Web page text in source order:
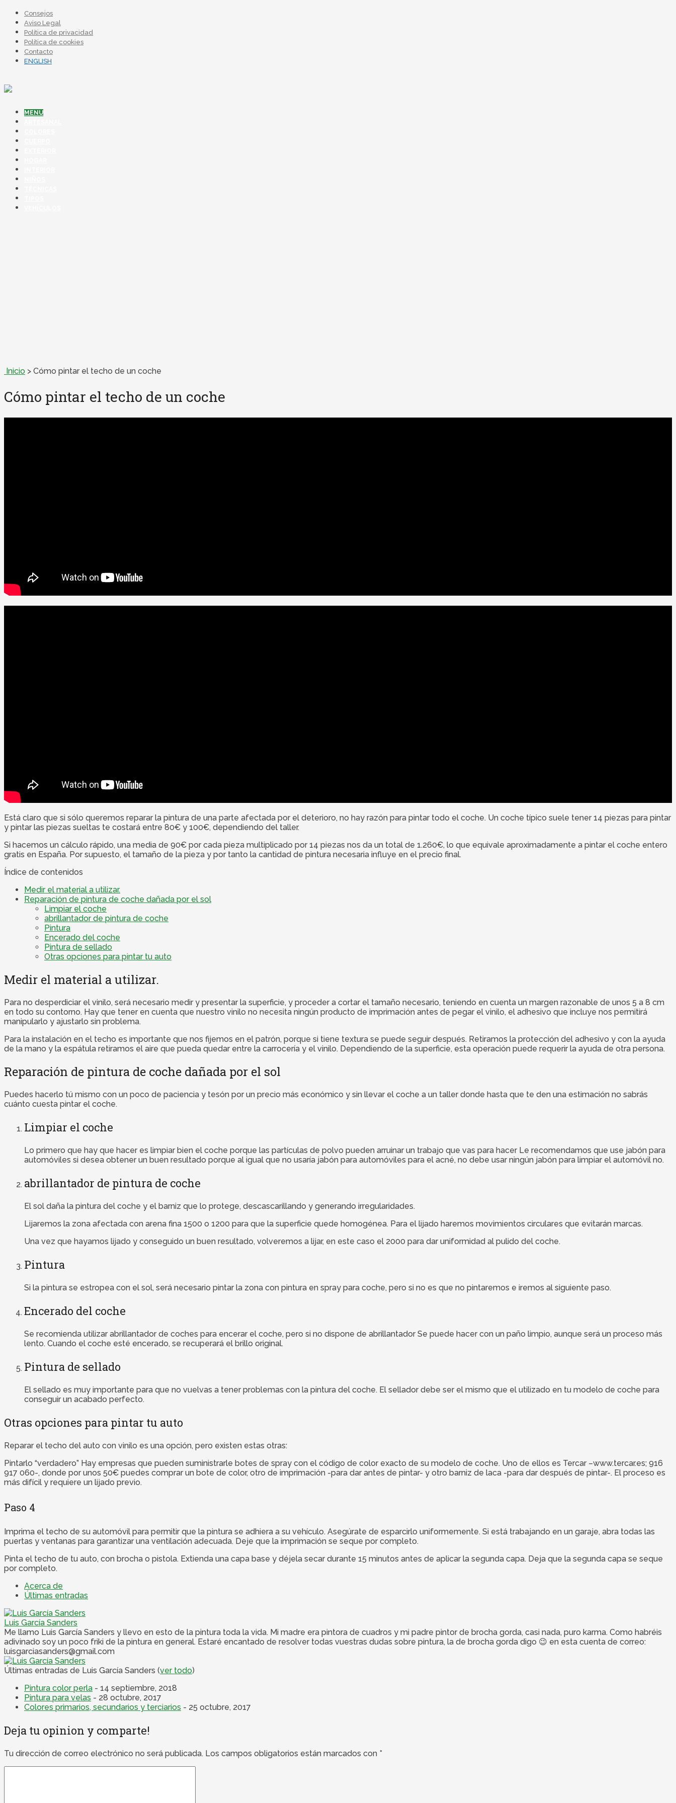
Consejos
Aviso Legal
Política de privacidad
Política de cookies
Contacto
ENGLISH
MENU
Inicio > Cómo pintar el techo de un coche
Cómo pintar el techo de un coche
Está claro que si sólo queremos reparar la pintura de una parte afectada por el deterioro, no hay razón para pintar todo el coche. Un coche típico suele tener 14 piezas para pintar
y pintar las piezas sueltas te costará entre 80€ y 100€, dependiendo del taller.
Si hacemos un cálculo rápido, una media de 90€ por cada pieza multiplicado por 14 piezas nos da un total de 1.260€, lo que equivale aproximadamente a pintar el coche entero
gratis en España. Por supuesto, el tamaño de la pieza y por tanto la cantidad de pintura necesaria influye en el precio final.
Índice de contenidos
Medir el material a utilizar.
Reparación de pintura de coche dañada por el sol
Limpiar el coche
abrillantador de pintura de coche
Pintura
Encerado del coche
Pintura de sellado
Otras opciones para pintar tu auto
Medir el material a utilizar.
Para no desperdiciar el vinilo, será necesario medir y presentar la superficie, y proceder a cortar el tamaño necesario, teniendo en cuenta un margen razonable de unos 5 a 8 cm
en todo su contorno. Hay que tener en cuenta que nuestro vinilo no necesita ningún producto de imprimación antes de pegar el vinilo, el adhesivo que incluye nos permitirá
manipularlo y ajustarlo sin problema.
Para la instalación en el techo es importante que nos fijemos en el patrón, porque si tiene textura se puede seguir después. Retiramos la protección del adhesivo y con la ayuda
de la mano y la espátula retiramos el aire que pueda quedar entre la carrocería y el vinilo. Dependiendo de la superficie, esta operación puede requerir la ayuda de otra persona.
Reparación de pintura de coche dañada por el sol
Puedes hacerlo tú mismo con un poco de paciencia y tesón por un precio más económico y sin llevar el coche a un taller donde hasta que te den una estimación no sabrás
cuánto cuesta pintar el coche.
Limpiar el coche
Lo primero que hay que hacer es limpiar bien el coche porque las partículas de polvo pueden arruinar un trabajo que vas para hacer Le recomendamos que use jabón para
automóviles si desea obtener un buen resultado porque al igual que no usaría jabón para automóviles para el acné, no debe usar ningún jabón para limpiar el automóvil no.
abrillantador de pintura de coche
El sol daña la pintura del coche y el barniz que lo protege, descascarillando y generando irregularidades.
Lijaremos la zona afectada con arena fina 1500 o 1200 para que la superficie quede homogénea. Para el lijado haremos movimientos circulares que evitarán marcas.
Una vez que hayamos lijado y conseguido un buen resultado, volveremos a lijar, en este caso el 2000 para dar uniformidad al pulido del coche.
Pintura
Si la pintura se estropea con el sol, será necesario pintar la zona con pintura en spray para coche, pero si no es que no pintaremos e iremos al siguiente paso.
Encerado del coche
Se recomienda utilizar abrillantador de coches para encerar el coche, pero si no dispone de abrillantador Se puede hacer con un paño limpio, aunque será un proceso más
lento. Cuando el coche esté encerado, se recuperará el brillo original.
Pintura de sellado
El sellado es muy importante para que no vuelvas a tener problemas con la pintura del coche. El sellador debe ser el mismo que el utilizado en tu modelo de coche para
conseguir un acabado perfecto.
Otras opciones para pintar tu auto
Reparar el techo del auto con vinilo es una opción, pero existen estas otras:
Pintarlo “verdadero” Hay empresas que pueden suministrarle botes de spray con el código de color exacto de su modelo de coche. Uno de ellos es Tercar –www.tercar.es; 916
917 060-, donde por unos 50€ puedes comprar un bote de color, otro de imprimación -para dar antes de pintar- y otro barniz de laca -para dar después de pintar-. El proceso es
más difícil y requiere un lijado previo.
Paso 4
Imprima el techo de su automóvil para permitir que la pintura se adhiera a su vehículo. Asegúrate de esparcirlo uniformemente. Si está trabajando en un garaje, abra todas las
puertas y ventanas para garantizar una ventilación adecuada. Deje que la imprimación se seque por completo.
Pinta el techo de tu auto, con brocha o pistola. Extienda una capa base y déjela secar durante 15 minutos antes de aplicar la segunda capa. Deja que la segunda capa se seque
por completo.
Acerca de
Últimas entradas
Luis García Sanders
Me llamo Luis García Sanders y llevo en esto de la pintura toda la vida. Mi madre era pintora de cuadros y mi padre pintor de brocha gorda, casi nada, puro karma. Como habréis
adivinado soy un poco friki de la pintura en general. Estaré encantado de resolver todas vuestras dudas sobre pintura, la de brocha gorda digo 😉 en esta cuenta de correo:
luisgarciasanders@gmail.com
Últimas entradas de Luis García Sanders (ver todo)
Pintura color perla - 14 septiembre, 2018
Pintura para velas - 28 octubre, 2017
Colores primarios, secundarios y terciarios - 25 octubre, 2017
Deja tu opinion y comparte!
Tu dirección de correo electrónico no será publicada. Los campos obligatorios están marcados con *